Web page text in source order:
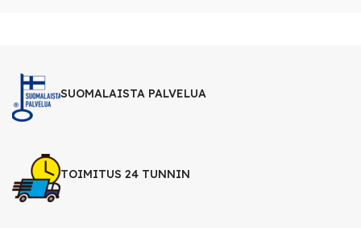
SUOMALAISTA PALVELUA
TOIMITUS 24 TUNNIN